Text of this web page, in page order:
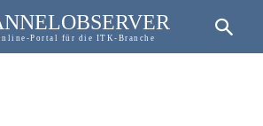
Portal für die ITK-Branche